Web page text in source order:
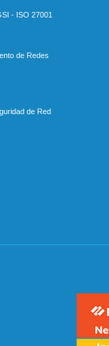
- ISO 27001
de Redes
de Red